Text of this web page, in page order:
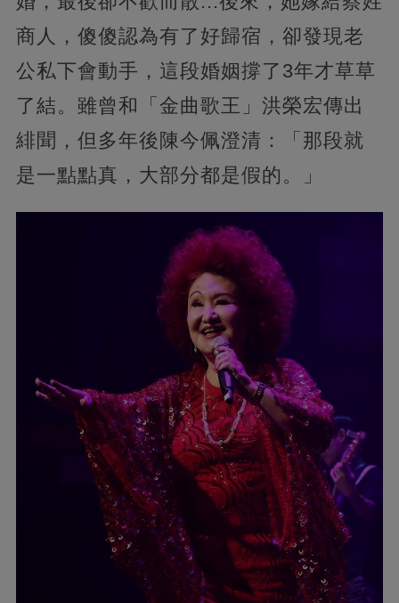
商人，傻傻認為有了好歸宿，卻發現老
公私下會動手，這段婚姻撐了3年才草草
了結。雖曾和「金曲歌王」洪榮宏傳出
緋聞，但多年後陳今佩澄清：「那段就
是一點點真，大部分都是假的。」